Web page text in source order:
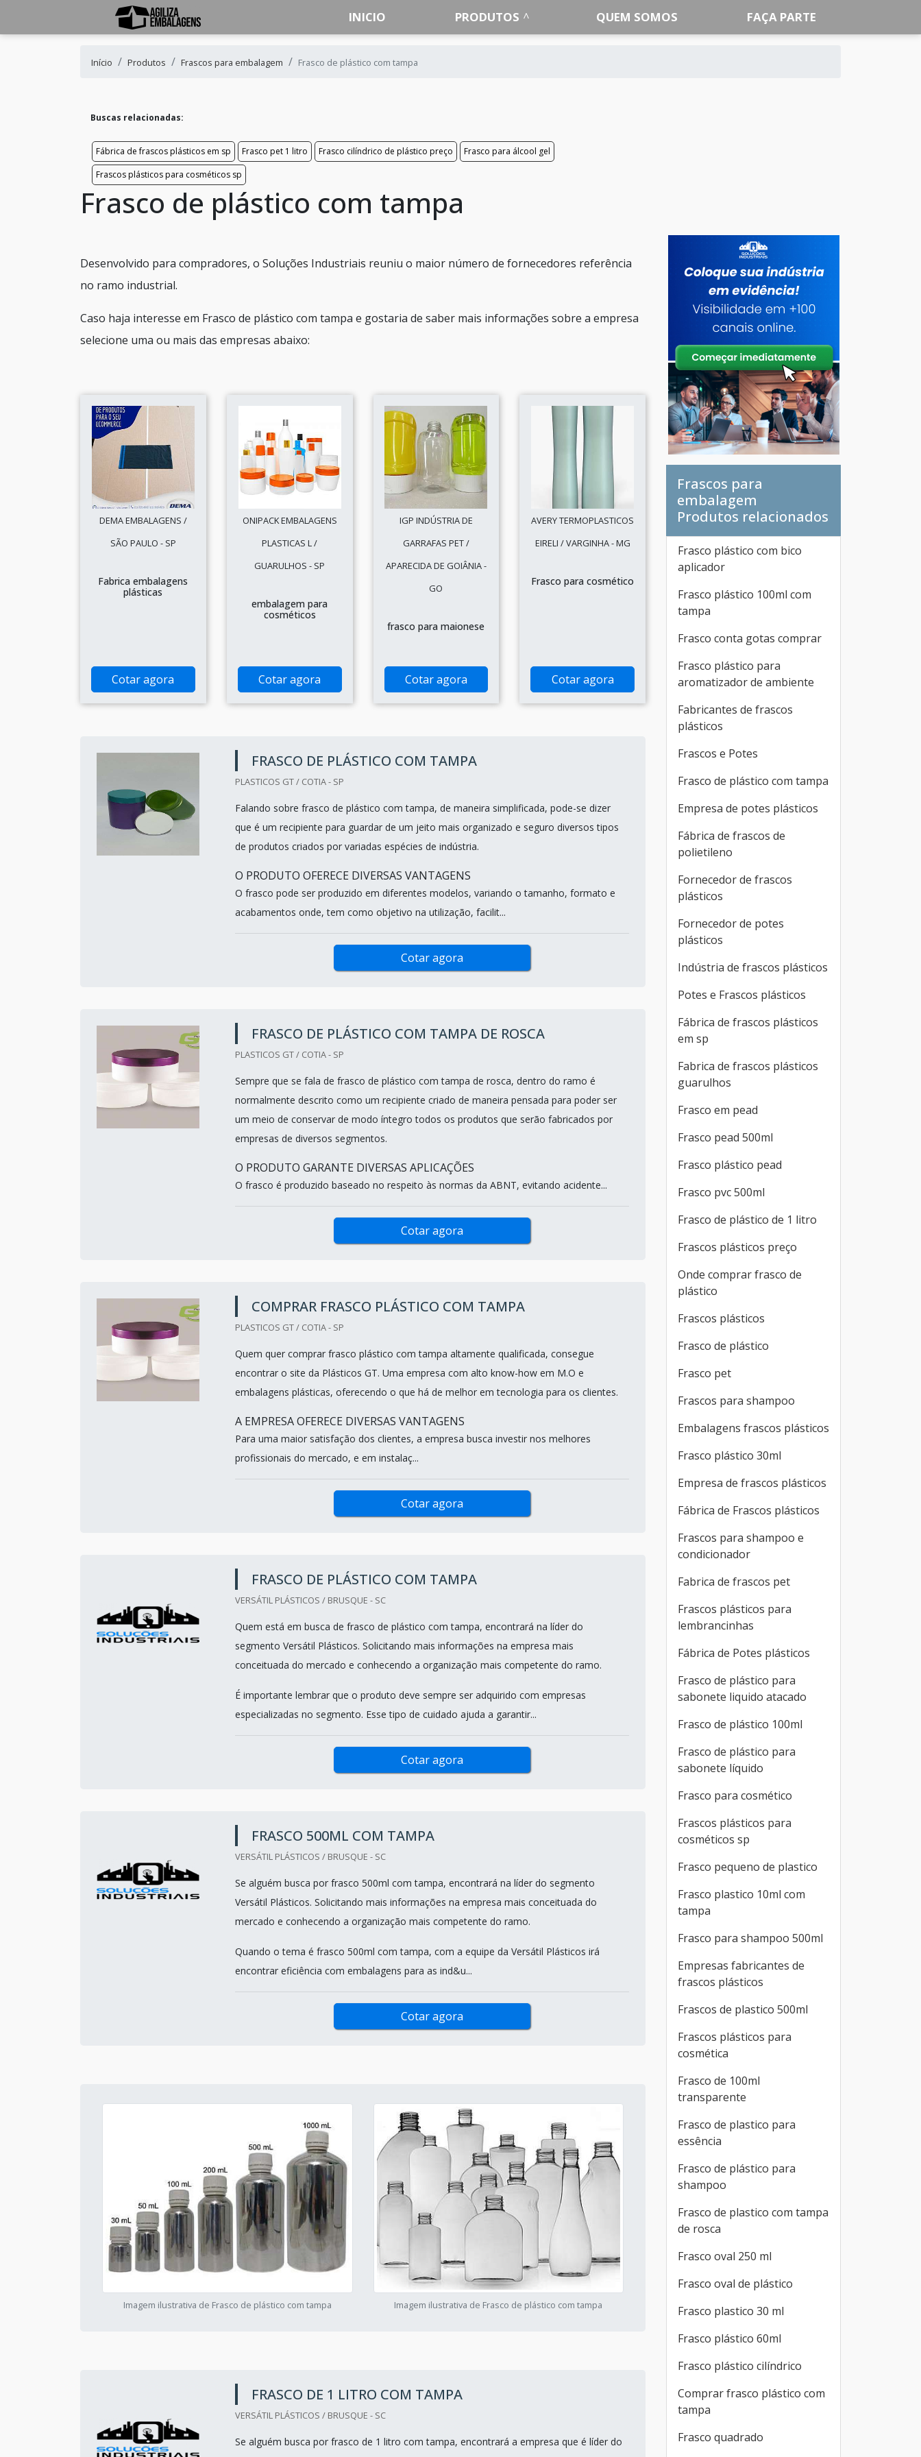
INICIO PRODUTOS QUEM SOMOS FAÇA PARTE
Início Produtos Frascos para embalagem Frasco de plástico com tampa
Buscas relacionadas:
Fábrica de frascos plásticos em sp Frasco pet 1 litro Frasco cilíndrico de plástico preço
Frasco para álcool gel
Frascos plásticos para cosméticos sp
Frasco de plástico com tampa
Desenvolvido para compradores, o Soluções Industriais reuniu o maior número de fornecedores referência
no ramo industrial.
Caso haja interesse em Frasco de plástico com tampa e gostaria de saber mais informações sobre a empresa
selecione uma ou mais das empresas abaixo:
DEMA EMBALAGENS /
SÃO PAULO - SP
Fabrica embalagens
plásticas
Cotar agora
ONIPACK EMBALAGENS
PLASTICAS L /
GUARULHOS - SP
embalagem para
cosméticos
Cotar agora
IGP INDÚSTRIA DE
GARRAFAS PET /
APARECIDA DE GOIÂNIA -
GO
frasco para maionese
Cotar agora
AVERY TERMOPLASTICOS
EIRELI / VARGINHA - MG
Frasco para cosmético
Cotar agora
FRASCO DE PLÁSTICO COM TAMPA
PLASTICOS GT / COTIA - SP
Falando sobre frasco de plástico com tampa, de maneira simplificada, pode-se dizer
que é um recipiente para guardar de um jeito mais organizado e seguro diversos tipos
de produtos criados por variadas espécies de indústria.
O PRODUTO OFERECE DIVERSAS VANTAGENS
O frasco pode ser produzido em diferentes modelos, variando o tamanho, formato e
acabamentos onde, tem como objetivo na utilização, facilit...
Cotar agora
FRASCO DE PLÁSTICO COM TAMPA DE ROSCA
PLASTICOS GT / COTIA - SP
Sempre que se fala de frasco de plástico com tampa de rosca, dentro do ramo é
normalmente descrito como um recipiente criado de maneira pensada para poder ser
um meio de conservar de modo íntegro todos os produtos que serão fabricados por
empresas de diversos segmentos.
O PRODUTO GARANTE DIVERSAS APLICAÇÕES
O frasco é produzido baseado no respeito às normas da ABNT, evitando acidente...
Cotar agora
COMPRAR FRASCO PLÁSTICO COM TAMPA
PLASTICOS GT / COTIA - SP
Quem quer comprar frasco plástico com tampa altamente qualificada, consegue
encontrar o site da Plásticos GT. Uma empresa com alto know-how em M.O e
embalagens plásticas, oferecendo o que há de melhor em tecnologia para os clientes.
A EMPRESA OFERECE DIVERSAS VANTAGENS
Para uma maior satisfação dos clientes, a empresa busca investir nos melhores
profissionais do mercado, e em instalaç...
Cotar agora
FRASCO DE PLÁSTICO COM TAMPA
VERSÁTIL PLÁSTICOS / BRUSQUE - SC
Quem está em busca de frasco de plástico com tampa, encontrará na líder do
segmento Versátil Plásticos. Solicitando mais informações na empresa mais
conceituada do mercado e conhecendo a organização mais competente do ramo.
É importante lembrar que o produto deve sempre ser adquirido com empresas
especializadas no segmento. Esse tipo de cuidado ajuda a garantir...
Cotar agora
FRASCO 500ML COM TAMPA
VERSÁTIL PLÁSTICOS / BRUSQUE - SC
Se alguém busca por frasco 500ml com tampa, encontrará na líder do segmento
Versátil Plásticos. Solicitando mais informações na empresa mais conceituada do
mercado e conhecendo a organização mais competente do ramo.
Quando o tema é frasco 500ml com tampa, com a equipe da Versátil Plásticos irá
encontrar eficiência com embalagens para as ind&u...
Cotar agora
Imagem ilustrativa de Frasco de plástico com tampa Imagem ilustrativa de Frasco de plástico com tampa
FRASCO DE 1 LITRO COM TAMPA
VERSÁTIL PLÁSTICOS / BRUSQUE - SC
Se alguém busca por frasco de 1 litro com tampa, encontrará a empresa que é líder do
Frascos para
embalagem
Produtos relacionados
Frasco plástico com bico
aplicador
Frasco plástico 100ml com
tampa
Frasco conta gotas comprar
Frasco plástico para
aromatizador de ambiente
Fabricantes de frascos
plásticos
Frascos e Potes
Frasco de plástico com tampa
Empresa de potes plásticos
Fábrica de frascos de
polietileno
Fornecedor de frascos
plásticos
Fornecedor de potes
plásticos
Indústria de frascos plásticos
Potes e Frascos plásticos
Fábrica de frascos plásticos
em sp
Fabrica de frascos plásticos
guarulhos
Frasco em pead
Frasco pead 500ml
Frasco plástico pead
Frasco pvc 500ml
Frasco de plástico de 1 litro
Frascos plásticos preço
Onde comprar frasco de
plástico
Frascos plásticos
Frasco de plástico
Frasco pet
Frascos para shampoo
Embalagens frascos plásticos
Frasco plástico 30ml
Empresa de frascos plásticos
Fábrica de Frascos plásticos
Frascos para shampoo e
condicionador
Fabrica de frascos pet
Frascos plásticos para
lembrancinhas
Fábrica de Potes plásticos
Frasco de plástico para
sabonete liquido atacado
Frasco de plástico 100ml
Frasco de plástico para
sabonete líquido
Frasco para cosmético
Frascos plásticos para
cosméticos sp
Frasco pequeno de plastico
Frasco plastico 10ml com
tampa
Frasco para shampoo 500ml
Empresas fabricantes de
frascos plásticos
Frascos de plastico 500ml
Frascos plásticos para
cosmética
Frasco de 100ml
transparente
Frasco de plastico para
essência
Frasco de plástico para
shampoo
Frasco de plastico com tampa
de rosca
Frasco oval 250 ml
Frasco oval de plástico
Frasco plastico 30 ml
Frasco plástico 60ml
Frasco plástico cilíndrico
Comprar frasco plástico com
tampa
Frasco quadrado